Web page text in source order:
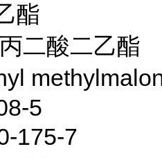
酯
二酸二乙酯
5
175-7